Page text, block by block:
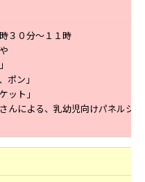
３０分～１１時
ン」
ト」
んによる、乳幼児向けパネルシ